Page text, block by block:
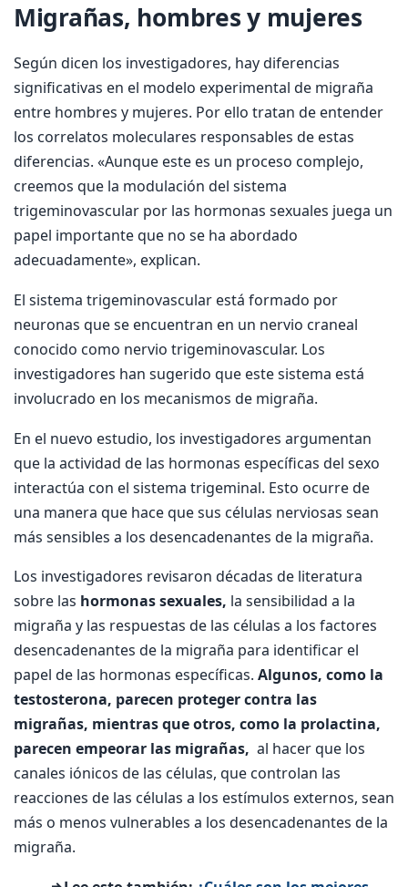
Migrañas, hombres y mujeres
Según dicen los investigadores, hay diferencias
significativas en el modelo experimental de migraña
entre hombres y mujeres. Por ello tratan de entender
los correlatos moleculares responsables de estas
diferencias. «Aunque este es un proceso complejo,
creemos que la modulación del sistema
trigeminovascular por las hormonas sexuales juega un
papel importante que no se ha abordado
adecuadamente», explican.
El sistema trigeminovascular está formado por
neuronas que se encuentran en un nervio craneal
conocido como nervio trigeminovascular. Los
investigadores han sugerido que este sistema está
involucrado en los mecanismos de migraña.
En el nuevo estudio, los investigadores argumentan
que la actividad de las hormonas específicas del sexo
interactúa con el sistema trigeminal. Esto ocurre de
una manera que hace que sus células nerviosas sean
más sensibles a los desencadenantes de la migraña.
Los investigadores revisaron décadas de literatura
sobre las hormonas sexuales, la sensibilidad a la
migraña y las respuestas de las células a los factores
desencadenantes de la migraña para identificar el
papel de las hormonas específicas. Algunos, como la
testosterona, parecen proteger contra las
migrañas, mientras que otros, como la prolactina,
parecen empeorar las migrañas, al hacer que los
canales iónicos de las células, que controlan las
reacciones de las células a los estímulos externos, sean
más o menos vulnerables a los desencadenantes de la
migraña.